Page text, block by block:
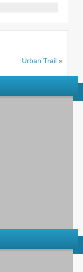
Urban Trail »